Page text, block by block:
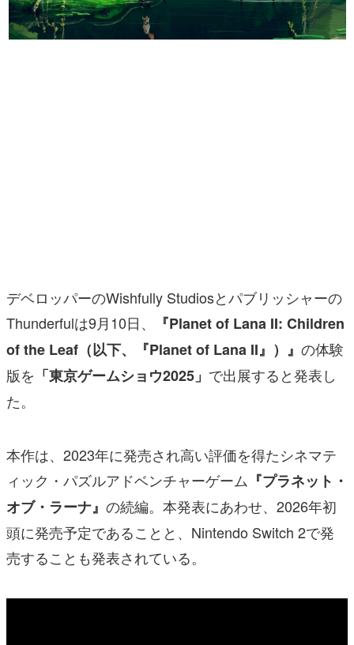
なんでゲームは面白い？
ゲーム開発者・hamatsu氏がゲームの魅力を画面や操作の
具体的な形から解き明かしていく、硬派で骨太な評論連載
その他
電ファミニコゲーマーとは？
運営：株式会社マレ
デベロッパーのWishfully Studiosとパブリッシャーの
Thunderfulは9月10日、
『Planet of Lana II: Children
of the Leaf（以下、『Planet of Lana II』）』 の体験
版を 「東京ゲームショウ2025」 で出展すると発表し
た。
本作は、2023年に発売され高い評価を得たシネマテ
ィック・パズルアドベンチャーゲーム 『プラネット・
オブ・ラーナ』 の続編。本発表にあわせ、2026年初
頭に発売予定であることと、Nintendo Switch 2で発
売することも発表されている。